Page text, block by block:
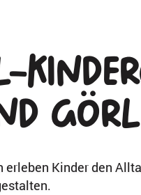
erleben Kinder den